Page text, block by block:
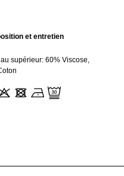
et entretien
supérieur: 60% Viscose,